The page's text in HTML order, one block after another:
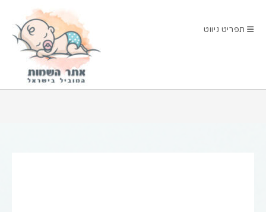
תפריט ניווט